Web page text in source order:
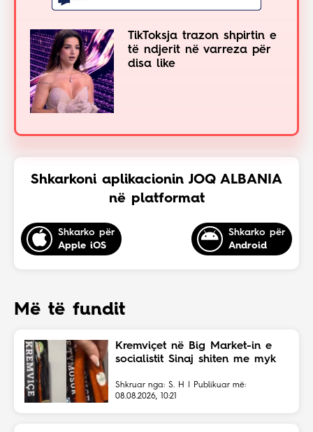
TikToksja trazon shpirtin e
të ndjerit në varreza për
disa like
Shkarkoni aplikacionin JOQ ALBANIA
në platformat
Shkarko për
Apple iOS
Shkarko për
Android
Më të fundit
Kremviçet në Big Market-in e
socialistit Sinaj shiten me myk
Shkruar nga: S. H | Publikuar më:
08.08.2026, 10:21